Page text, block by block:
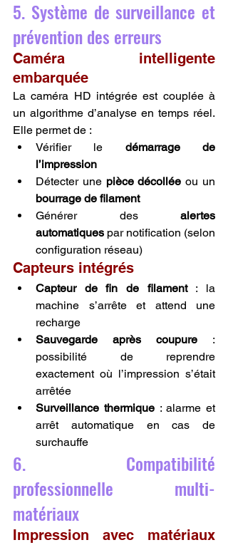
5. Système de surveillance et
prévention des erreurs
Caméra intelligente
embarquée
La caméra HD intégrée est couplée à
un algorithme d’analyse en temps réel.
Elle permet de :
Vérifier le démarrage de
l’impression
Détecter une pièce décollée
bourrage de filament
Générer des alertes
automatiques par notification (selon
configuration réseau)
Capteurs intégrés
Capteur de fin de filament : la
machine s’arrête et attend une
recharge
Sauvegarde après coupure :
possibilité de reprendre
exactement où l’impression s’était
arrêtée
Surveillance thermique : alarme et
arrêt automatique en cas de
surchauffe
6. Compatibilité
professionnelle multi-
matériaux
Impression avec matériaux